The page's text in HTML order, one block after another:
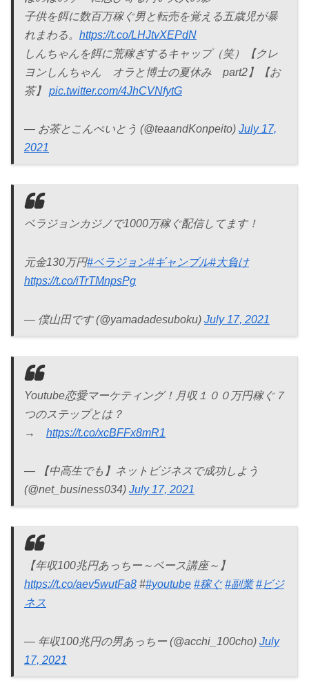
子供を餌に数百万稼ぐ男と転売を覚える五歳児が暴
れまわる。 https://t.co/LHJtvXEPdN
しんちゃんを餌に荒稼ぎするキャップ（笑）【クレ
ヨンしんちゃん オラと博士の夏休み part2】【お
茶】 pic.twitter.com/4JhCVNfytG
— お茶とこんぺいとう (@teaandKonpeito) July 17,
2021
ベラジョンカジノで1000万稼ぐ配信してます！
元金130万円#ベラジョン#ギャンブル#大負け
https://t.co/iTrTMnpsPg
— 僕山田です (@yamadadesuboku) July 17, 2021
Youtube恋愛マーケティング！月収１００万円稼ぐ７
つのステップとは？
→ https://t.co/xcBFFx8mR1
— 【中高生でも】ネットビジネスで成功しよう
(@net_business034) July 17, 2021
【年収100兆円あっちー～ベース講座～】
https://t.co/aev5wutFa8 ##youtube #稼ぐ #副業 #ビジ
ネス
— 年収100兆円の男あっちー (@acchi_100cho) July
17, 2021